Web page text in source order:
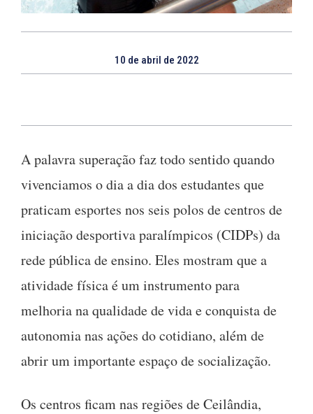
10 de abril de 2022
A palavra superação faz todo sentido quando
vivenciamos o dia a dia dos estudantes que
praticam esportes nos seis polos de centros de
iniciação desportiva paralímpicos (CIDPs) da
rede pública de ensino. Eles mostram que a
atividade física é um instrumento para
melhoria na qualidade de vida e conquista de
autonomia nas ações do cotidiano, além de
abrir um importante espaço de socialização.
Os centros ficam nas regiões de Ceilândia,